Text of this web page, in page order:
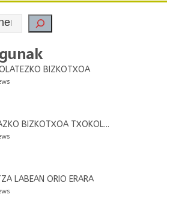
BIZKOTXOA
BIZKOTXOA TXOKOL...
LABEAN ORIO ERARA